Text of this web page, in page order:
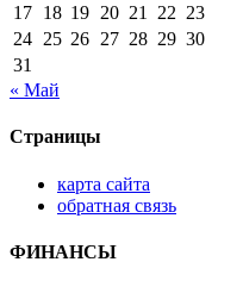
17 18 19 20 21 22 23
24 25 26 27 28 29 30
31
« Май
Страницы
карта сайта
обратная связь
ФИНАНСЫ